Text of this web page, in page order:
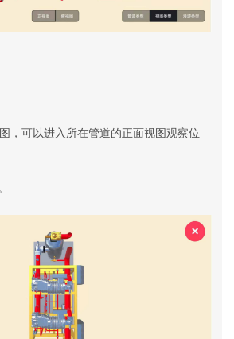
，可以进入所在管道的正面视图观察位